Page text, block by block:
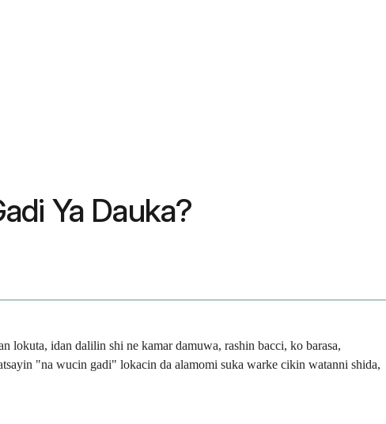
Ya Dauka?
lokuta, idan dalilin shi ne kamar damuwa, rashin bacci, ko barasa,
"na wucin gadi" lokacin da alamomi suka warke cikin watanni shida,